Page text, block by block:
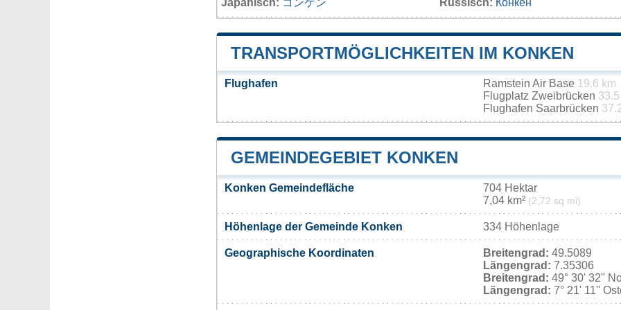
Japanisch: コンケン Russisch: Конкен
TRANSPORTMÖGLICHKEITEN IM KONKEN
Flughafen Ramstein Air Base 19.6 km
Flugplatz Zweibrücken
Flughafen Saarbrücken
GEMEINDEGEBIET KONKEN
Konken Gemeindefläche
704 Hektar
7,04 km² (2,72 sq mi)
Höhenlage der Gemeinde Konken 334 Höhenlage
Geographische Koordinaten Breitengrad: 49.5089
Längengrad: 7.35306
Breitengrad: 49° 30' 32''
Längengrad: 7° 21' 11''